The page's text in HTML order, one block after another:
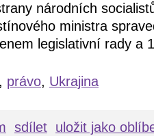
národních
ministra
legislativní rady a
, právo, Ukrajina
sdílet uložit jako